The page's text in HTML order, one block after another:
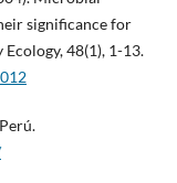
significance for
48(1), 1-13.